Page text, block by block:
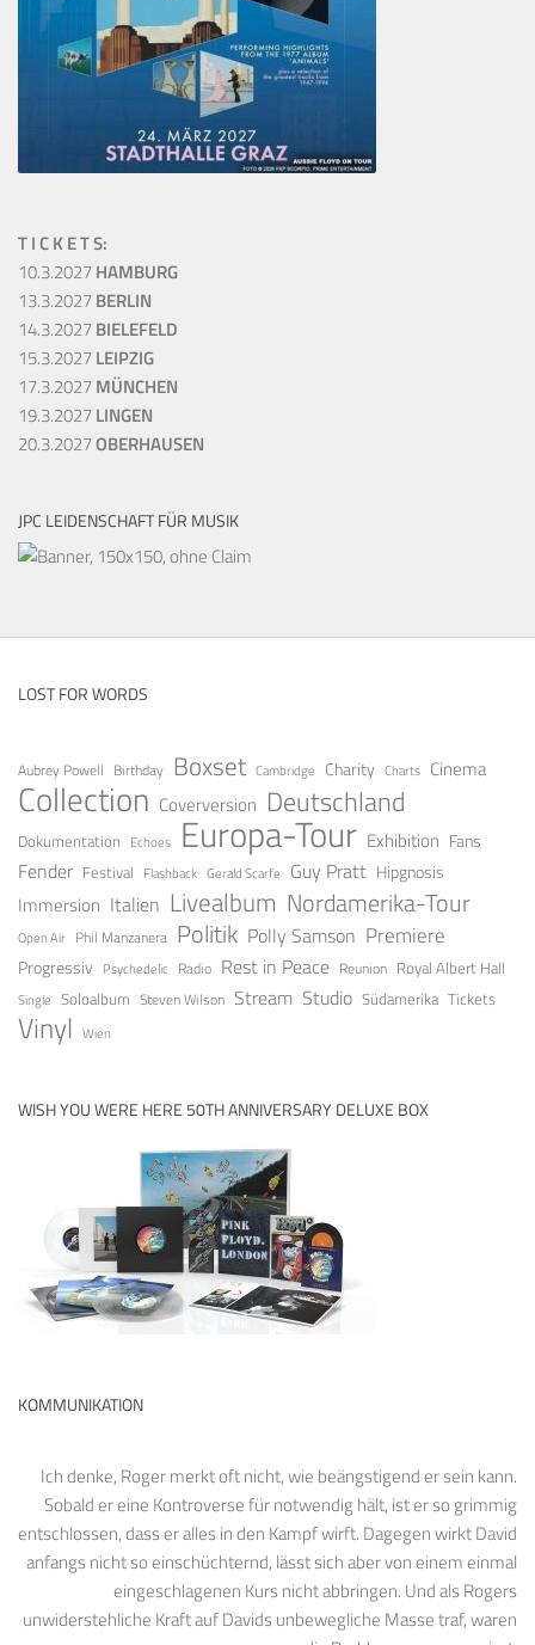
T I C K E T S:
10.3.2027HAMBURG
13.3.2027BERLIN
14.3.2027BIELEFELD
15.3.2027LEIPZIG
17.3.2027MÜNCHEN
19.3.2027LINGEN
20.3.2027OBERHAUSEN
JPC LEIDENSCHAFT FÜR MUSIK
LOST FOR WORDS
Aubrey Powell Birthday Boxset Cambridge Charity Charts Cinema
Collection Coverversion Deutschland
Dokumentation Echoes Europa-Tour Exhibition Fans
Fender Festival Flashback Gerald Scarfe Guy Pratt Hipgnosis
Immersion Italien Livealbum Nordamerika-Tour
Open Air Phil Manzanera Politik Polly Samson Premiere
Progressiv Psychedelic Radio Rest in Peace Reunion Royal Albert Hall
Single Soloalbum Steven Wilson Stream Studio Südamerika Tickets
Vinyl Wien
WISH YOU WERE HERE 50TH ANNIVERSARY DELUXE BOX
KOMMUNIKATION
Ich denke, Roger merkt oft nicht, wie beängstigend er sein kann.
Sobald er eine Kontroverse für notwendig hält, ist er so grimmig
entschlossen, dass er alles in den Kampf wirft. Dagegen wirkt David
anfangs nicht so einschüchternd, lässt sich aber von einem einmal
eingeschlagenen Kurs nicht abbringen. Und als Rogers
unwiderstehliche Kraft auf Davids unbewegliche Masse traf, waren